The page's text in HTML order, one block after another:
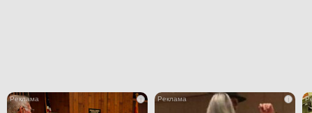
i i